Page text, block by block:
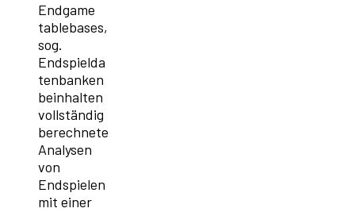
Endgame
tablebases,
sog.
Endspielda
tenbanken
beinhalten
vollständig
berechnete
Analysen
von
Endspielen
mit einer